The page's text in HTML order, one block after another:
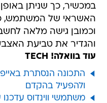
במכשיר, כך שניתן
האשראי של המשתמש,
וכמובן גישה מלאה
והגדיר את טביעת
עוד בוואלה! TECH
התכונה הנסתרת
ולהפעיל בהקדם
משתמשי ווינדוס